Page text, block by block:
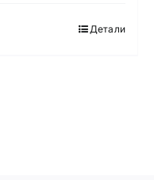
Детали